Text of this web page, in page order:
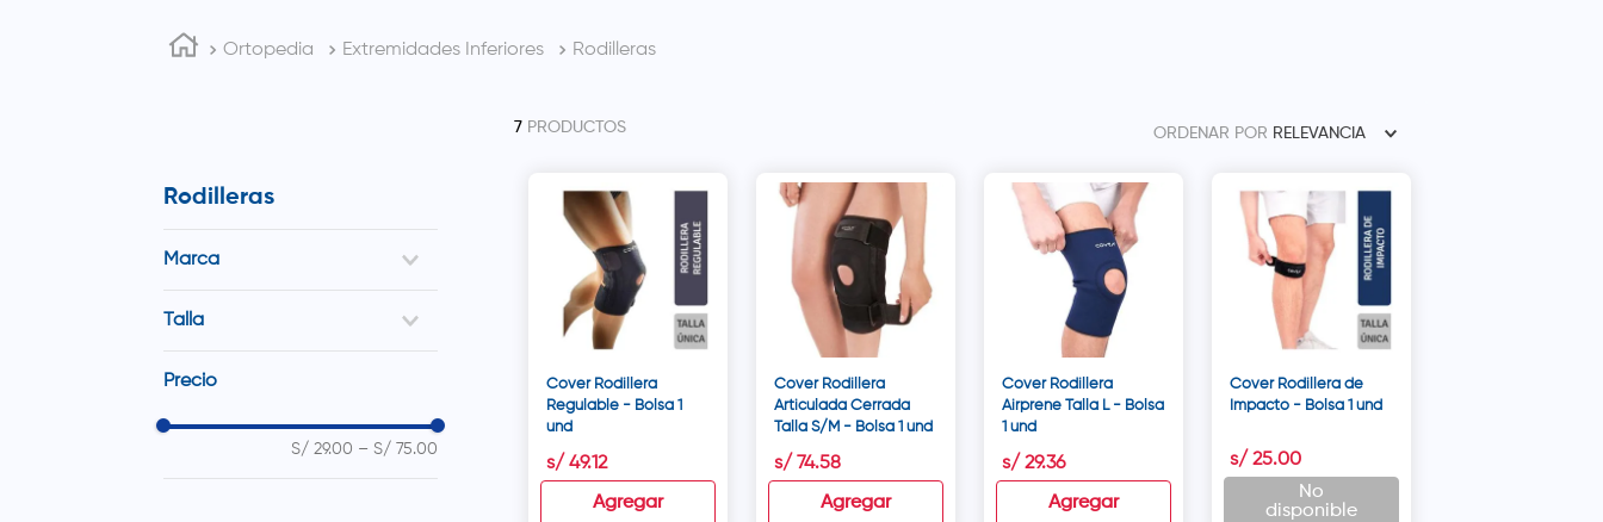
Ortopedia Extremidades Inferiores Rodilleras
Rodilleras
Marca
Talla
M
L/XL
Precio
S/ 29.00 – S/ 75.00
7 PRODUCTOS ORDENAR POR RELEVANCIA
Cover Rodillera
Regulable - Bolsa 1
und
s/ 49.12
Agregar
Cover Rodillera
Articulada Cerrada
Talla S/M - Bolsa 1 und
s/ 74.58
Agregar
Cover Rodillera
Airprene Talla L - Bolsa
1 und
s/ 29.36
Agregar
Cover Rodillera de
Impacto - Bolsa 1 und
s/ 25.00
No
disponible